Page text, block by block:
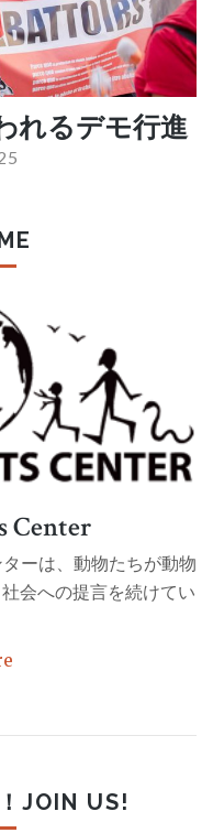
れるデモ行進
Center
ーは、動物たちが動物
会への提言を続けてい
JOIN US!